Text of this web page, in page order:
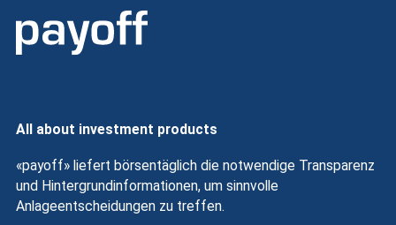
All about investment products
«payoff» liefert börsentäglich die notwendige Transparenz
und Hintergrundinformationen, um sinnvolle
Anlageentscheidungen zu treffen.